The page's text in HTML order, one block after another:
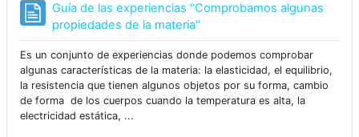
Guía de las experiencias "Comprobamos algunas
propiedades de la materia"
Es un conjunto de experiencias donde podemos comprobar
algunas características de la materia: la elasticidad, el equilibrio,
la resistencia que tienen algunos objetos por su forma, cambio
de forma de los cuerpos cuando la temperatura es alta, la
electricidad estática, ...